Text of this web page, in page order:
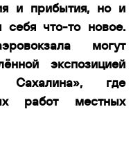
и прибытия, но и
себя что-то новое.
могут
экспозицией
Сахалина», где
работ местных